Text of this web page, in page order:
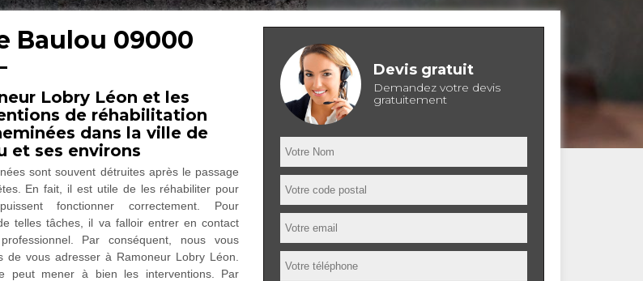
Baulou 09000
Lobry Léon et les
de réhabilitation
dans la ville de
et ses environs
sont souvent détruites après le passage
En fait, il est utile de les réhabiliter pour
fonctionner correctement. Pour
telles tâches, il va falloir entrer en contact
Par conséquent, nous vous
de vous adresser à Ramoneur Lobry Léon.
peut mener à bien les interventions. Par
Devis gratuit
Demandez votre devis
gratuitement